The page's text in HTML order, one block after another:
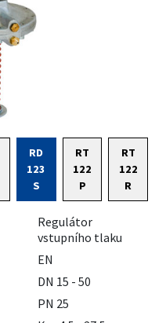
RD
123
S
RT
122
P
RT
122
R
Regulátor
vstupního tlaku
EN
DN 15 - 50
PN 25